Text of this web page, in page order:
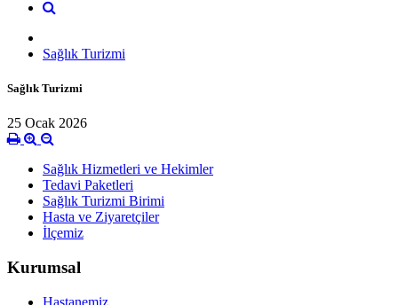
Sağlık Turizmi
Sağlık Turizmi
25 Ocak 2026
Sağlık Hizmetleri ve Hekimler
Tedavi Paketleri
Sağlık Turizmi Birimi
Hasta ve Ziyaretçiler
İlçemiz
Kurumsal
Hastanemiz